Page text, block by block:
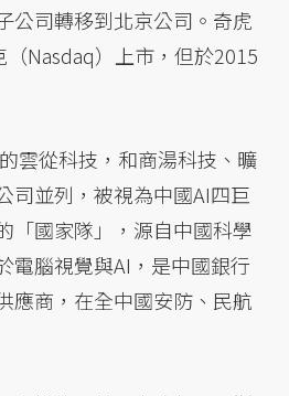
公司轉移到北京公司。奇虎
Nasdaq）上市，但於2015
雲從科技，和商湯科技、曠
司並列，被視為中國AI四巨
「國家隊」，源自中國科學
電腦視覺與AI，是中國銀行
應商，在全中國安防、民航